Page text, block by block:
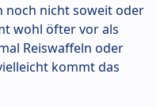
noch nicht soweit oder
wohl öfter vor als
Reiswaffeln oder
kommt das